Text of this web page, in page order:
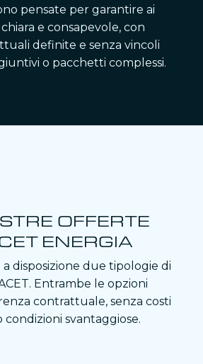
pensate per garantire ai
e consapevole, con
definite e senza vincoli
o pacchetti complessi.
OFFERTE
ENERGIA
disposizione due tipologie di
Entrambe le opzioni
contrattuale, senza costi
condizioni svantaggiose.